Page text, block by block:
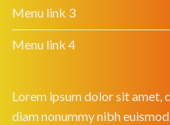
Menu link 3
Menu link 4
Lorem ipsum dolor sit amet,
diam nonummy nibh